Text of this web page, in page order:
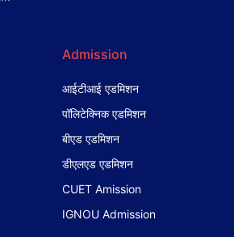
Admission
आईटीआई एडमिशन
पॉलिटेक्निक एडमिशन
बीएड एडमिशन
डीएलएड एडमिशन
CUET Amission
IGNOU Admission